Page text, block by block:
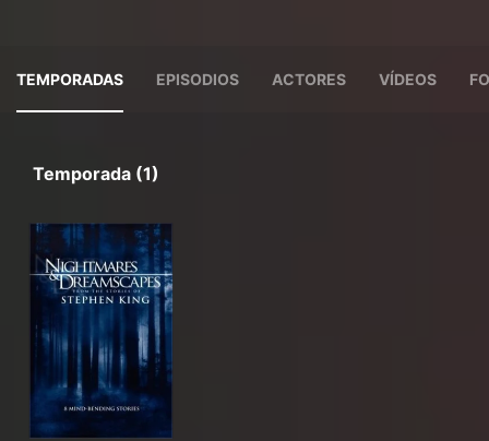
TEMPORADAS EPISODIOS ACTORES VÍDEOS
Temporada (1)